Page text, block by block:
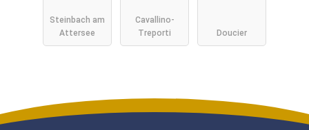
Steinbach am
Attersee
Gebetsroith
er
Cavallino-
Treporti
Doucier